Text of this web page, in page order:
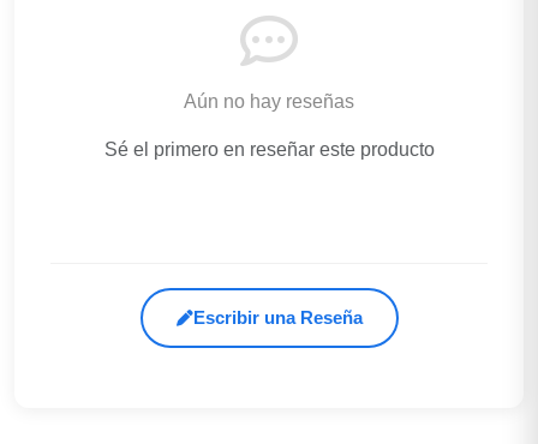
Aún no hay reseñas
Sé el primero en reseñar este producto
Escribir una Reseña